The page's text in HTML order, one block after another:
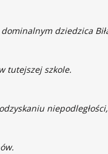
dziedzica
tutejszej szkole.